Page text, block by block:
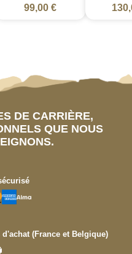
99,00 €
DE CARRIÈRE,
QUE NOUS
(France et Belgique)